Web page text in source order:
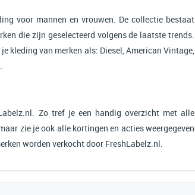
voor mannen en vrouwen. De collectie bestaat
die zijn geselecteerd volgens de laatste trends.
kleding van merken als: Diesel, American Vintage,
Zo tref je een handig overzicht met alle
zie je ook alle kortingen en acties weergegeven
worden verkocht door FreshLabelz.nl.